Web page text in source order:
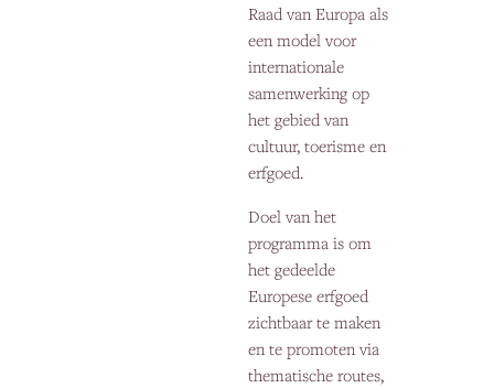
Raad van Europa als
een model voor
internationale
samenwerking op
het gebied van
cultuur, toerisme en
erfgoed.
Doel van het
programma is om
het gedeelde
Europese erfgoed
zichtbaar te maken
en te promoten via
thematische routes,